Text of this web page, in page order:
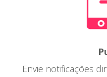
Envie notificações